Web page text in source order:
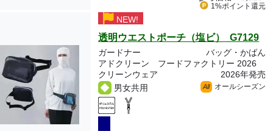
1%ポイント 還元
NEW!
透明ウエストポーチ（塩ビ） G7129
ガードナー
バッグ・かばん
アドクリーン フードファクトリー 2026
クリーンウェア
2026年発売
男女共用
All オールシーズン